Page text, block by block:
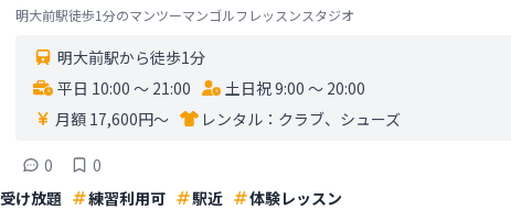
明大前駅徒歩1分のマンツーマンゴルフレッスンスタジオ
明大前駅から徒歩1分
平日 10:00 〜 21:00
土日祝 9:00 〜 20:00
月額 17,600円〜
レンタル： クラブ、シューズ
0
0
受け放題 練習利用可 駅近 体験レッスン